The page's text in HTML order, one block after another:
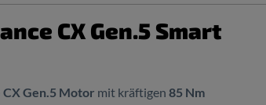
CX Gen.5 Smart
Gen.5 Motor mit kräftigen 85 Nm